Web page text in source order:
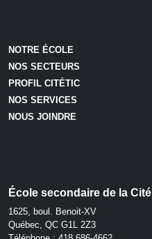
NOTRE ÉCOLE
NOS SECTEURS
PROFIL CITÉTIC
NOS SERVICES
NOUS JOINDRE
École secondaire de la Cité
1625, boul. Benoit-XV
Québec, QC G1L 2Z3